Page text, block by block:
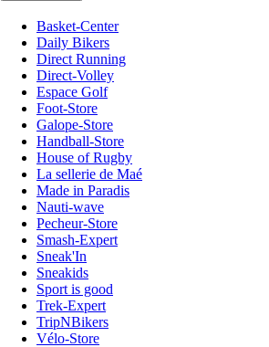
Basket-Center
Daily Bikers
Direct Running
Direct-Volley
Espace Golf
Foot-Store
Galope-Store
Handball-Store
House of Rugby
La sellerie de Maé
Made in Paradis
Nauti-wave
Pecheur-Store
Smash-Expert
Sneak'In
Sneakids
Sport is good
Trek-Expert
TripNBikers
Vélo-Store